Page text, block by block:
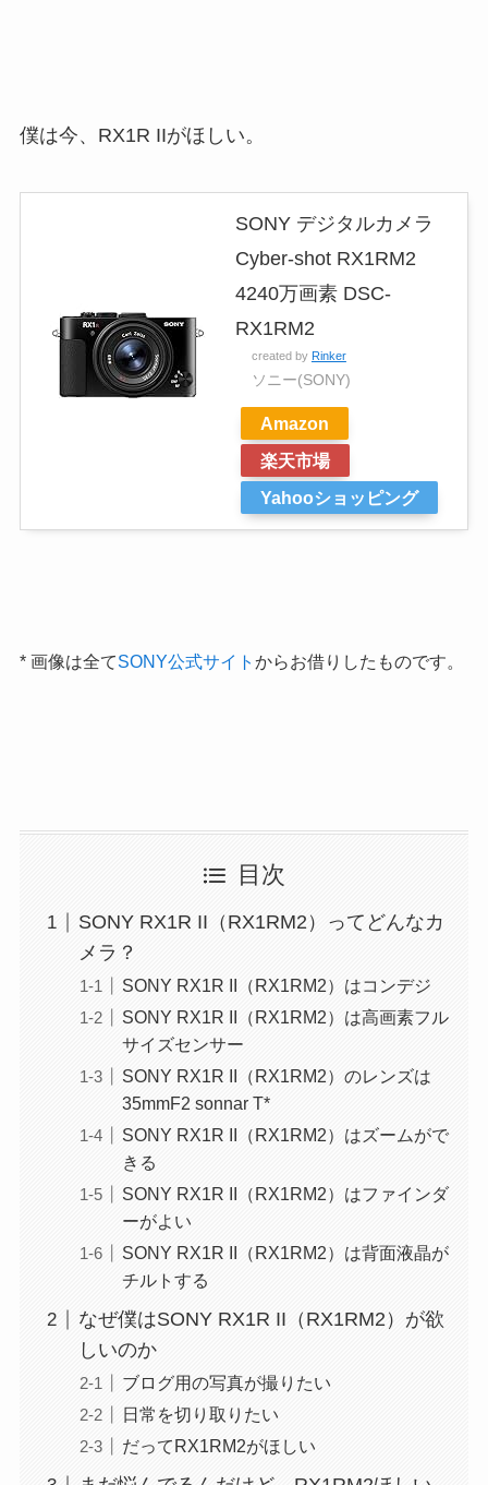
僕は今、RX1R IIがほしい。
SONY デジタルカメラ
Cyber-shot RX1RM2
4240万画素 DSC-
RX1RM2
created by Rinker
ソニー(SONY)
Amazon
楽天市場
Yahooショッピング
* 画像は全てSONY公式サイト からお借りしたものです。
目次
SONY RX1R II（RX1RM2）ってどんなカ
メラ？
SONY RX1R II（RX1RM2）はコンデジ
SONY RX1R II（RX1RM2）は高画素フル
サイズセンサー
SONY RX1R II（RX1RM2）のレンズは
35mmF2 sonnar T*
SONY RX1R II（RX1RM2）はズームがで
きる
SONY RX1R II（RX1RM2）はファインダ
ーがよい
SONY RX1R II（RX1RM2）は背面液晶が
チルトする
なぜ僕はSONY RX1R II（RX1RM2）が欲
しいのか
ブログ用の写真が撮りたい
日常を切り取りたい
だってRX1RM2がほしい